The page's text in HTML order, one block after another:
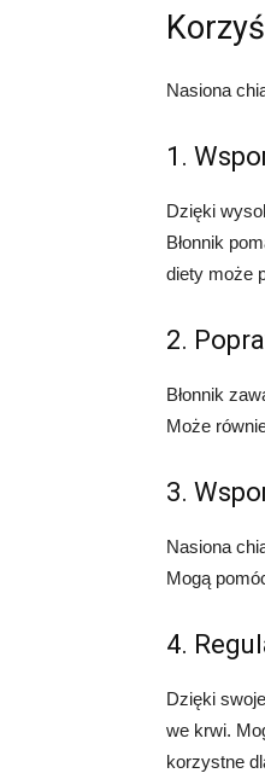
Nasiona
1.
Dzięki
Błonnik
diety może
2.
Błonnik
Może
3.
Nasiona
Mogą
4.
Dzięki
we krwi.
korzystne